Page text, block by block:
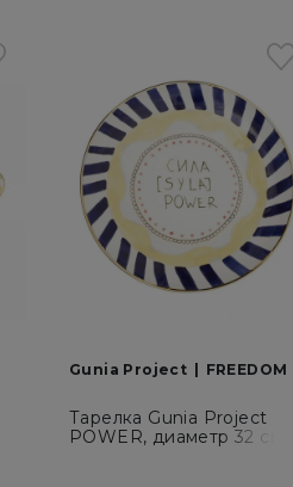
Gunia Project FREEDOM
Тарелка Gunia Project
POWER, диаметр 32 см